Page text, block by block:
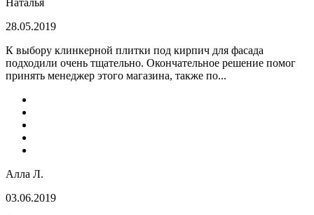
Наталья
28.05.2019
К выбору клинкерной плитки под кирпич для фасада
подходили очень тщательно. Окончательное решение помог
принять менеджер этого магазина, также по...
Алла Л.
03.06.2019